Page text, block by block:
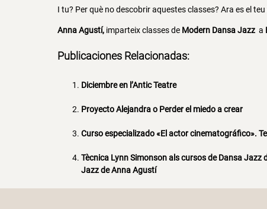
I tu? Per què no descobrir aquestes classes? Ara es el
Anna Agustí, imparteix classes de Modern Dansa Jazz a
Publicaciones Relacionadas:
Diciembre en l’Antic Teatre
Proyecto Alejandra o Perder el miedo a crear
Curso especializado «El actor cinematográfico».
Tècnica Lynn Simonson als cursos de Dansa Jazz
Jazz de Anna Agustí